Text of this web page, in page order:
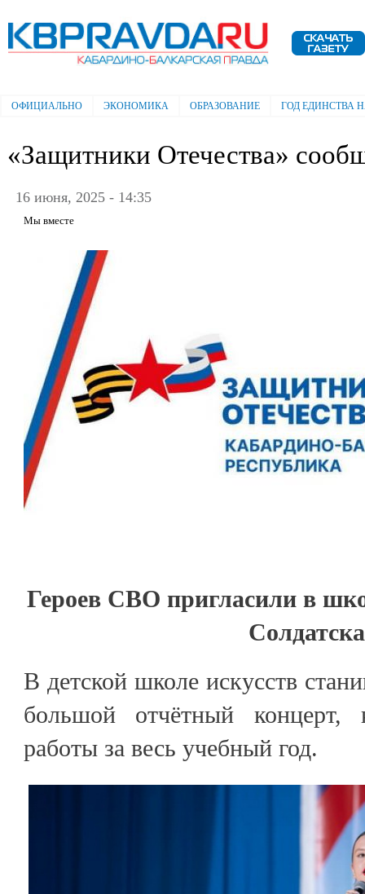
Электронная газета "Кабардино-
Балкарская правда"
Главное меню
ОФИЦИАЛЬНО ЭКОНОМИКА ОБРАЗОВАНИЕ ГОД ЕДИНСТВА
«Защитники Отечества»
16 июня, 2025 - 14:35
Мы вместе
Героев СВО пригласили в
В детской школе искусств
большой отчётный концерт,
работы за весь учебный год.